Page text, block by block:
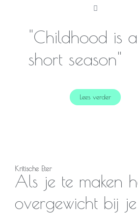
"Childhood is a
short season"
Lees verder
Kritische Eter
Als je te maken
overgewicht bij